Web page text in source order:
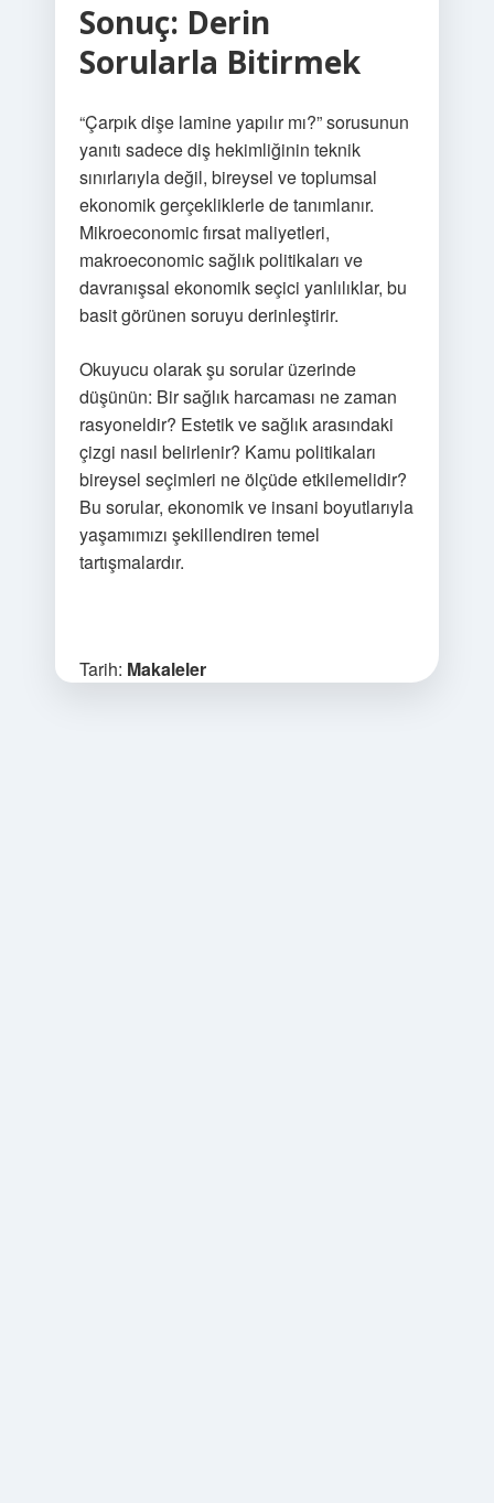
Sonuç: Derin
Sorularla Bitirmek
“Çarpık dişe lamine yapılır mı?” sorusunun
yanıtı sadece diş hekimliğinin teknik
sınırlarıyla değil, bireysel ve toplumsal
ekonomik gerçekliklerle de tanımlanır.
Mikroeconomic fırsat maliyetleri,
makroeconomic sağlık politikaları ve
davranışsal ekonomik seçici yanlılıklar, bu
basit görünen soruyu derinleştirir.
Okuyucu olarak şu sorular üzerinde
düşünün: Bir sağlık harcaması ne zaman
rasyoneldir? Estetik ve sağlık arasındaki
çizgi nasıl belirlenir? Kamu politikaları
bireysel seçimleri ne ölçüde etkilemelidir?
Bu sorular, ekonomik ve insani boyutlarıyla
yaşamımızı şekillendiren temel
tartışmalardır.
Tarih: Makaleler